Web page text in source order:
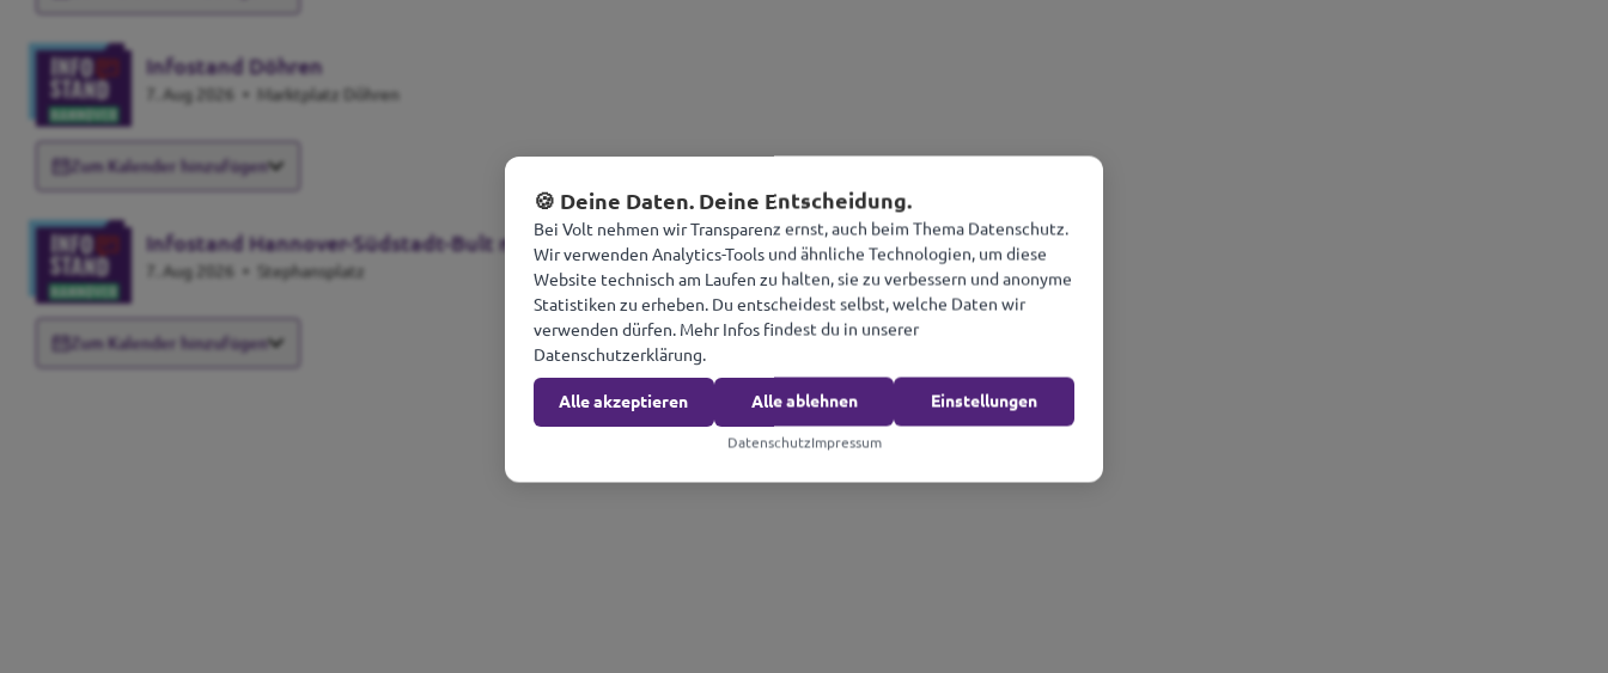
Infostand Döhren
7. Aug 2026 • Marktplatz Döhren
Zum Kalender hinzufügen
Infostand Hannover-Südstadt-Bult mit Belit Onay
7. Aug 2026 • Stephansplatz
Zum Kalender hinzufügen
🍪 Deine Daten. Deine Entscheidung.
Bei Volt nehmen wir Transparenz ernst, auch beim Thema Datenschutz.
Wir verwenden Analytics-Tools und ähnliche Technologien, um diese
Website technisch am Laufen zu halten, sie zu verbessern und anonyme
Statistiken zu erheben. Du entscheidest selbst, welche Daten wir
verwenden dürfen. Mehr Infos findest du in unserer
Datenschutzerklärung.
Alle akzeptieren Alle ablehnen Einstellungen
DatenschutzImpressum